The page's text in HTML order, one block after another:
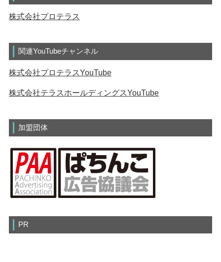
株式会社プロテラス
関連YouTubeチャンネル
株式会社プロテラスYouTube
株式会社テラスホールディングスYouTube
加盟団体
PR